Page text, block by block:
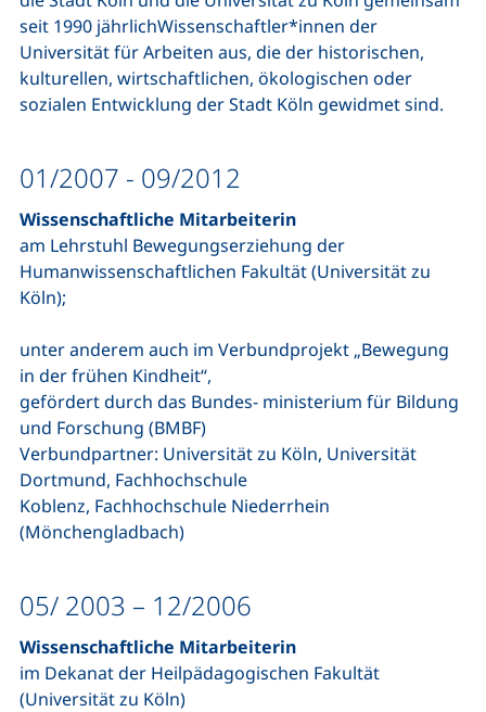
seit 1990 jährlichWissenschaftler*innen der
Universität für Arbeiten aus, die der historischen,
kulturellen, wirtschaftlichen, ökologischen oder
sozialen Entwicklung der Stadt Köln gewidmet sind.
01/2007 - 09/2012
Wissenschaftliche Mitarbeiterin
am Lehrstuhl Bewegungserziehung der
Humanwissenschaftlichen Fakultät (Universität zu
Köln);
unter anderem auch im Verbundprojekt „Bewegung
in der frühen Kindheit“,
gefördert durch das Bundes- ministerium für Bildung
und Forschung (BMBF)
Verbundpartner: Universität zu Köln, Universität
Dortmund, Fachhochschule
Koblenz, Fachhochschule Niederrhein
(Mönchengladbach)
05/ 2003 – 12/2006
Wissenschaftliche Mitarbeiterin
im Dekanat der Heilpädagogischen Fakultät
(Universität zu Köln)